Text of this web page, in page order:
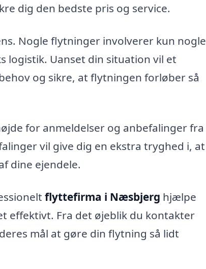
dig den bedste pris og service.
Nogle flytninger involverer kun nogle
logistik. Uanset din situation vil et
og sikre, at flytningen forløber så
for anmeldelser og anbefalinger fra
vil give dig en ekstra tryghed i, at
dine ejendele.
flyttefirma i Næsbjerg hjælpe
effektivt. Fra det øjeblik du kontakter
mål at gøre din flytning så lidt